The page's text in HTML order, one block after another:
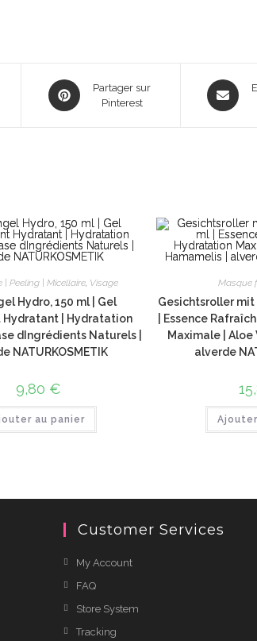
Opens
in
Partager sur
Pinterest
Opens
in
| Peeling | Micellaire, Visage
Hydro, 150 ml | Gel
| Hydratation
dIngrédients Naturels |
NATURKOSMETIK
9,80 €
au panier
Masque
Gesichtsroller mit
| Essence
Maximale | Aloe
alverde
Customer Services
My Account
FAQ
Store System
Tracking